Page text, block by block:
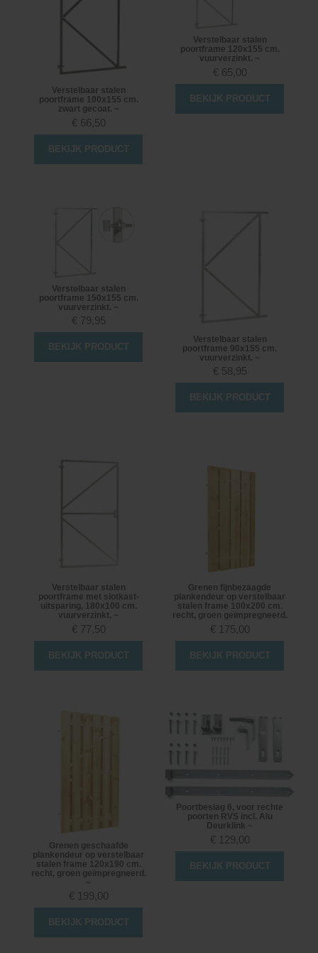
Verstelbaar stalen
poortframe 100x155 cm.
zwart gecoat. ~
€ 66,50
BEKIJK PRODUCT
Verstelbaar stalen
poortframe 120x155 cm.
vuurverzinkt. ~
€ 65,00
BEKIJK PRODUCT
Verstelbaar stalen
poortframe 150x155 cm.
vuurverzinkt. ~
€ 79,95
BEKIJK PRODUCT
Verstelbaar stalen
poortframe 90x155 cm.
vuurverzinkt. ~
€ 58,95
BEKIJK PRODUCT
Verstelbaar stalen
poortframe met slotkast-
uitsparing, 180x100 cm.
vuurverzinkt. ~
€ 77,50
BEKIJK PRODUCT
Grenen fijnbezaagde
plankendeur op verstelbaar
stalen frame 100x200 cm.
recht, groen geïmpregneerd.
€ 175,00
BEKIJK PRODUCT
Grenen geschaafde
plankendeur op verstelbaar
stalen frame 120x190 cm.
recht, groen geïmpregneerd.
~
€ 199,00
BEKIJK PRODUCT
Poortbeslag 6, voor rechte
poorten RVS incl. Alu
Deurklink ~
€ 129,00
BEKIJK PRODUCT